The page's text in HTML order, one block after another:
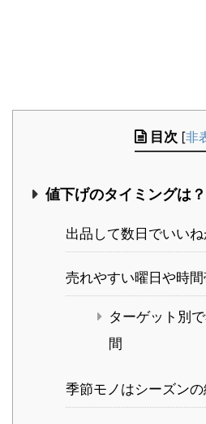
目次 [非
値下げのタイミングは？
出品して数日でいい
売れやすい曜日や時間
ターゲット別
間
季節モノはシーズン